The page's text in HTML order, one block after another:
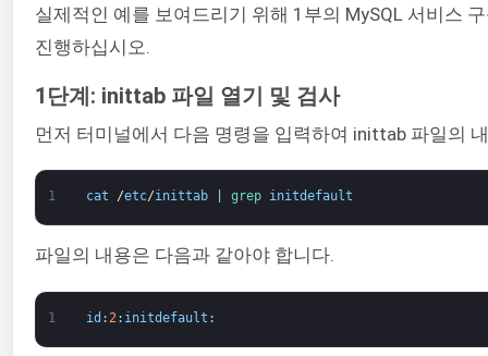
실제적인 예를 보여드리기 위해 1부의 MySQL 서비스
진행하십시오.
1단계: inittab 파일 열기 및 검사
먼저 터미널에서 다음 명령을 입력하여 inittab 파일의
1 cat /etc/inittab grep initdefault
파일의 내용은 다음과 같아야 합니다.
1 id :2: initdefault :